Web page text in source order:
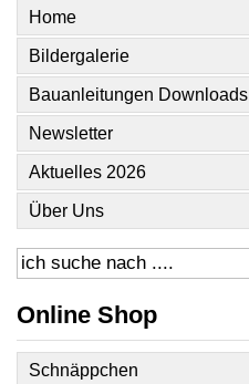
Home
Bildergalerie
Bauanleitungen Downloads
Newsletter
Aktuelles 2026
Über Uns
Online Shop
Schnäppchen